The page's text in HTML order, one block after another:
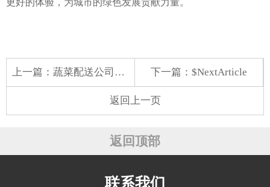
上一篇： 蔬菜配送公司司机培训 下一篇：$NextArticle
返回上一页
返回顶部
联系我们